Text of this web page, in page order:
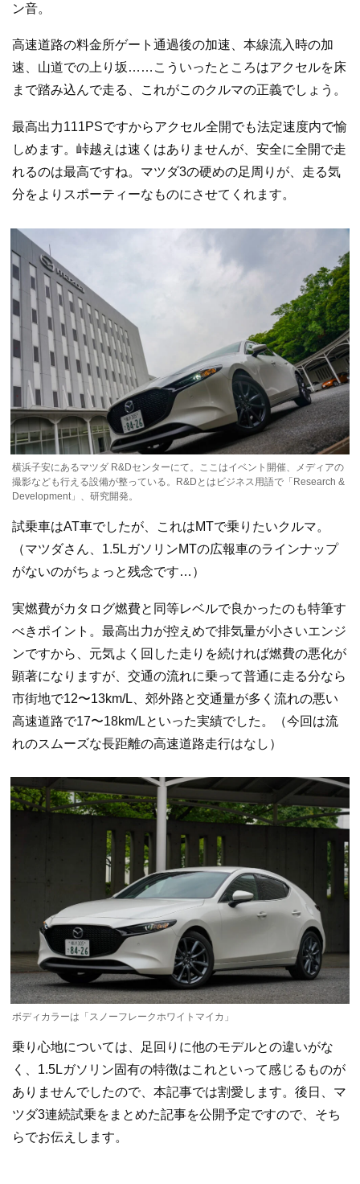
ン音。
高速道路の料金所ゲート通過後の加速、本線流入時の加
速、山道での上り坂……こういったところはアクセルを床
まで踏み込んで走る、これがこのクルマの正義でしょう。
最高出力111PSですからアクセル全開でも法定速度内で愉
しめます。峠越えは速くはありませんが、安全に全開で走
れるのは最高ですね。マツダ3の硬めの足周りが、走る気
分をよりスポーティーなものにさせてくれます。
横浜子安にあるマツダ R&Dセンターにて。ここはイベント開催、メディアの
撮影なども行える設備が整っている。R&Dとはビジネス用語で「Research &
Development」、研究開発。
試乗車はAT車でしたが、これはMTで乗りたいクルマ。
（マツダさん、1.5LガソリンMTの広報車のラインナップ
がないのがちょっと残念です…）
実燃費がカタログ燃費と同等レベルで良かったのも特筆す
べきポイント。最高出力が控えめで排気量が小さいエンジ
ンですから、元気よく回した走りを続ければ燃費の悪化が
顕著になりますが、交通の流れに乗って普通に走る分なら
市街地で12〜13km/L、郊外路と交通量が多く流れの悪い
高速道路で17〜18km/Lといった実績でした。（今回は流
れのスムーズな長距離の高速道路走行はなし）
ボディカラーは「スノーフレークホワイトマイカ」
乗り心地については、足回りに他のモデルとの違いがな
く、1.5Lガソリン固有の特徴はこれといって感じるものが
ありませんでしたので、本記事では割愛します。後日、マ
ツダ3連続試乗をまとめた記事を公開予定ですので、そち
らでお伝えします。